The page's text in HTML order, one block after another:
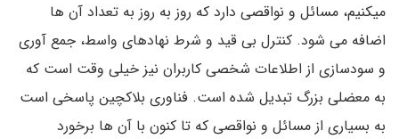
میکنیم، مسائل و نواقصی دارد که روز به روز به تعداد آن ها
اضافه می شود. کنترل بی قید و شرط نهادهای واسط، جمع آوری
و سودسازی از اطلاعات شخصی کاربران نیز خیلی وقت است که
به معضلی بزرگ تبدیل شده است. فناوری بلاکچین پاسخی است
به بسیاری از مسائل و نواقصی که تا کنون با آن ها برخورد